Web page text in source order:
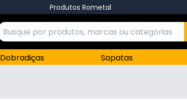
Produtos Rometal
Dobradiças Sapatas